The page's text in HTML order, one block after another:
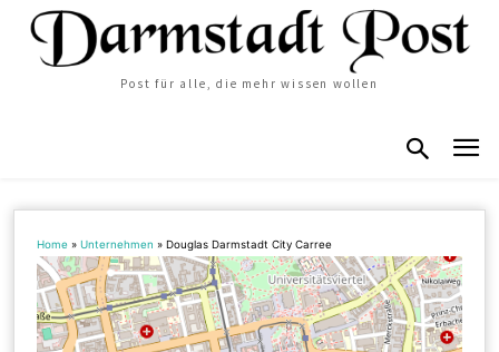
Post für alle, die mehr wissen wollen
Home »Unternehmen »Douglas Darmstadt City Carree